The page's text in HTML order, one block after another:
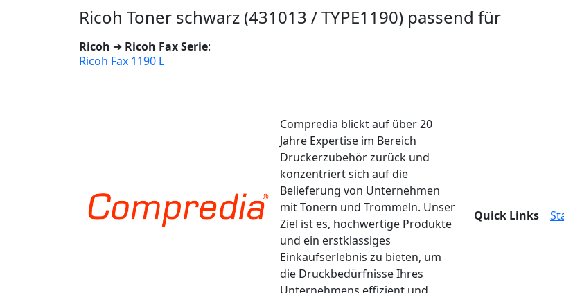
Ricoh Toner schwarz (431013 / TYPE1190) passend für
Ricoh ➔ Ricoh Fax Serie:
Ricoh Fax 1190 L
Compredia blickt auf über 20
Jahre Expertise im Bereich
Druckerzubehör zurück und
konzentriert sich auf die
Belieferung von Unternehmen
mit Tonern und Trommeln. Unser
Ziel ist es, hochwertige Produkte
und ein erstklassiges
Einkaufserlebnis zu bieten, um
die Druckbedürfnisse Ihres
Quick Links